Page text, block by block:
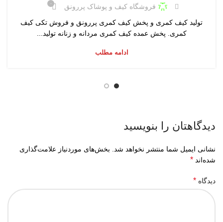
فروشگاه کیف و پوشاک پررونق ۰
تولید کیف کمری و پخش کیف کمری پررونق و فروش تکی کیف
کمری. پخش عمده کیف کمری مردانه و زنانه تولید...
ادامه مطلب
دیدگاهتان را بنویسید
نشانی ایمیل شما منتشر نخواهد شد.
بخش‌های موردنیاز علامت‌گذاری
شده‌اند *
دیدگاه *